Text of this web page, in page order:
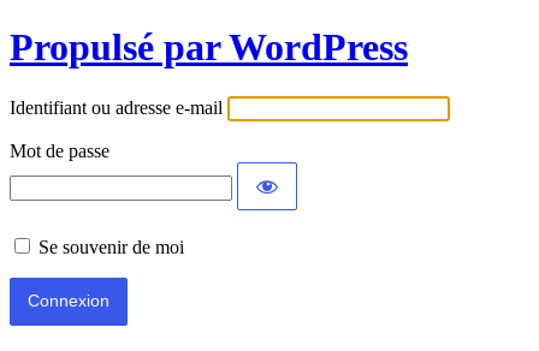
Propulsé par WordPress
Identifiant ou adresse e-mail
Mot de passe
Se souvenir de moi